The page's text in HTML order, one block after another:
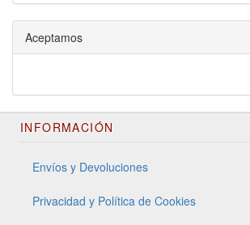
Aceptamos
INFORMACIÓN
Envíos y Devoluciones
Privacidad y Política de Cookies